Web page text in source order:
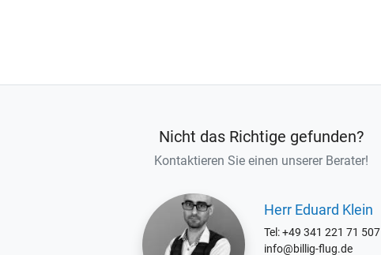
Nicht das Richtige gefunden?
Kontaktieren Sie einen unserer Berater!
Herr Eduard Klein
Tel: +49 341 221 71 507
info@billig-flug.de